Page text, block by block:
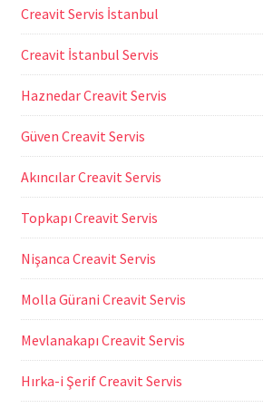
Creavit Servis İstanbul
Creavit İstanbul Servis
Haznedar Creavit Servis
Güven Creavit Servis
Akıncılar Creavit Servis
Topkapı Creavit Servis
Nişanca Creavit Servis
Molla Gürani Creavit Servis
Mevlanakapı Creavit Servis
Hırka-i Şerif Creavit Servis